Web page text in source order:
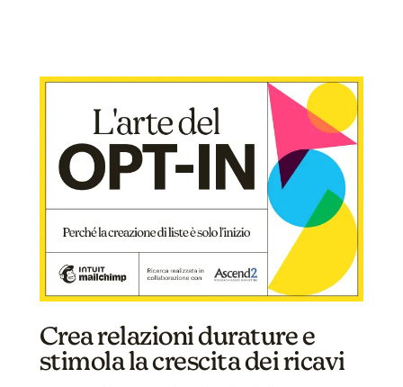
Crea relazioni durature e
stimola la crescita dei ricavi